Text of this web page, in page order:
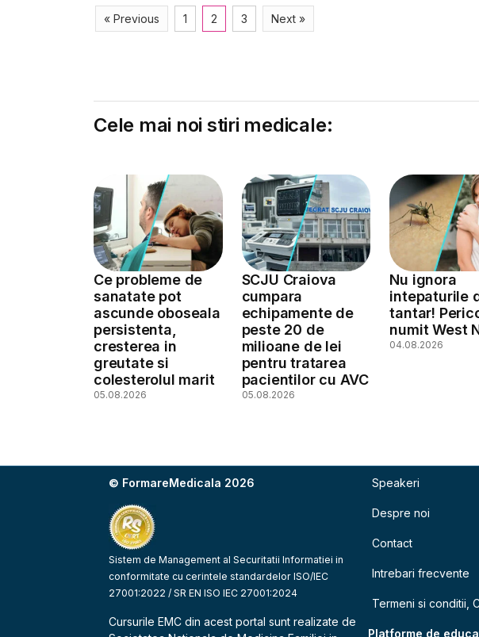
« Previous 1 2 3 Next »
Cele mai noi stiri medicale:
Ce probleme de
sanatate pot
ascunde oboseala
persistenta,
cresterea in
greutate si
colesterolul marit
05.08.2026
SCJU Craiova
cumpara
echipamente de
peste 20 de
milioane de lei
pentru tratarea
pacientilor cu AVC
05.08.2026
Nu ignora
intepaturile
tantar!
numit West
04.08.2026
© FormareMedicala 2026
Sistem de Management al Securitatii Informatiei in
conformitate cu cerintele standardelor ISO/IEC
27001:2022 / SR EN ISO IEC 27001:2024
Cursurile EMC din acest portal sunt realizate de
Speakeri
Despre noi
Contact
Intrebari frecvente
Termeni si conditii,
Platforme de